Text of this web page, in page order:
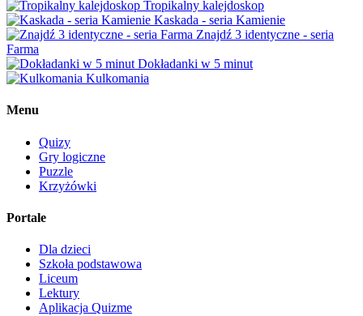
Tropikalny kalejdoskop
Kaskada - seria Kamienie
Znajdź 3 identyczne - seria
Farma
Dokładanki w 5 minut
Kulkomania
Menu
Quizy
Gry logiczne
Puzzle
Krzyżówki
Portale
Dla dzieci
Szkoła podstawowa
Liceum
Lektury
Aplikacja Quizme